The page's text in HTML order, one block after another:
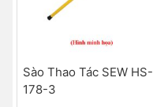
Sào Thao Tác SEW HS-
178-3